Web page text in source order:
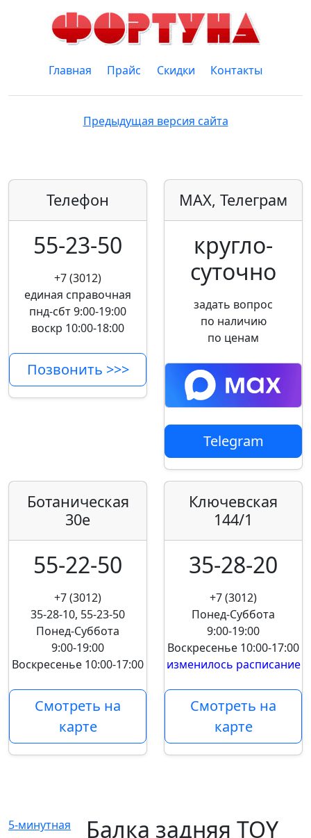
Главная Прайс Скидки Контакты
Предыдущая версия сайта
Телефон
55-23-50
+7 (3012)
единая справочная
пнд-сбт 9:00-19:00
воскр 10:00-18:00
Позвонить >>>
MAX, Телеграм
кругло­
суточно
задать вопрос
по наличию
по ценам
Telegram
Ботаническая
30е
55-22-50
+7 (3012)
35-28-10, 55-23-50
Понед-Суббота
9:00-19:00
Воскресенье 10:00-17:00
Смотреть на
карте
Ключевская
144/1
35-28-20
+7 (3012)
Понед-Суббота
9:00-19:00
Воскресенье 10:00-17:00
изменилось расписание
Смотреть на
карте
5-минутная
[1]
Балка задняя TOY